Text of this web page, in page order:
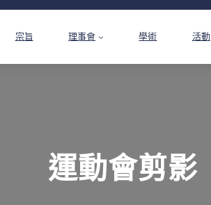
宗旨 理事會 學術 活動
運動會剪影